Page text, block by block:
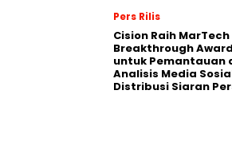
Pers Rilis
Cision Raih MarTech
Breakthrough
untuk Pemantauan
Analisis Media
Distribusi Siaran